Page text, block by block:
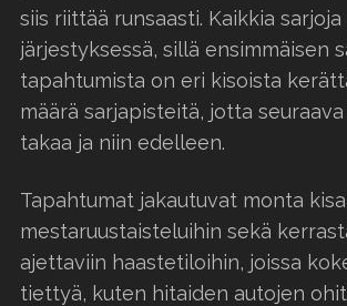
siis riittää runsaasti. Kaikkia
järjestyksessä, sillä ensimmäisen
tapahtumista on eri kisoista
määrä sarjapisteitä, jotta
takaa ja niin edelleen.
Tapahtumat jakautuvat monta
mestaruustaisteluihin sekä
ajettaviin haastetiloihin, joissa
tiettyä, kuten hitaiden autojen